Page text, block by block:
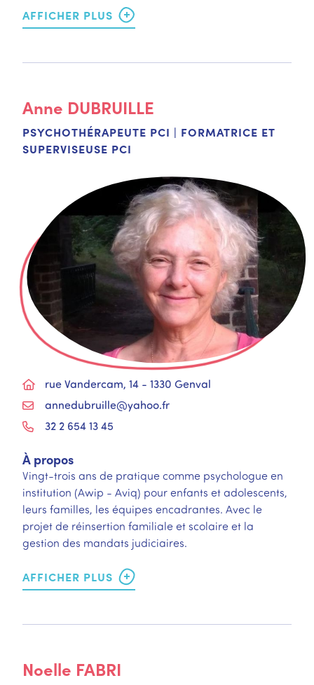
Anne DUBRUILLE
PSYCHOTHÉRAPEUTE PCI | FORMATRICE ET
SUPERVISEUSE PCI
À propos
Vingt-trois ans de pratique comme psychologue en
institution (Awip - Aviq) pour enfants et adolescents,
leurs familles, les équipes encadrantes. Avec le
projet de réinsertion familiale et scolaire et la
gestion des mandats judiciaires.
rue Vandercam, 14 - 1330 Genval
annedubruille@yahoo.fr
32 2 654 13 45
Noelle FABRI